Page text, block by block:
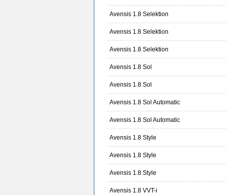
Avensis 1.8 Selektion
Avensis 1.8 Selektion
Avensis 1.8 Selektion
Avensis 1.8 Sol
Avensis 1.8 Sol
Avensis 1.8 Sol Automatic
Avensis 1.8 Sol Automatic
Avensis 1.8 Style
Avensis 1.8 Style
Avensis 1.8 Style
Avensis 1.8 VVT-i